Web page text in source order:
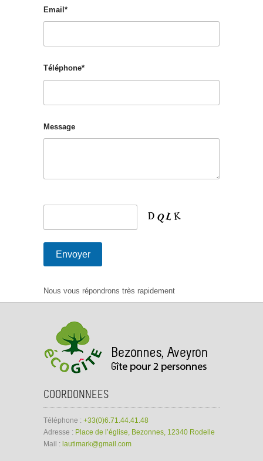
Email*
Téléphone*
Message
Nous vous répondrons très rapidement
COORDONNEES
Téléphone : +33(0)6.71.44.41.48
Adresse : Place de l’église, Bezonnes, 12340 Rodelle
Mail : lautimark@gmail.com